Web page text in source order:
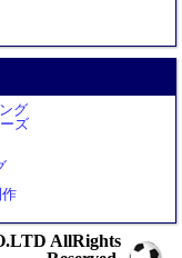
グ
ズ
AllRights